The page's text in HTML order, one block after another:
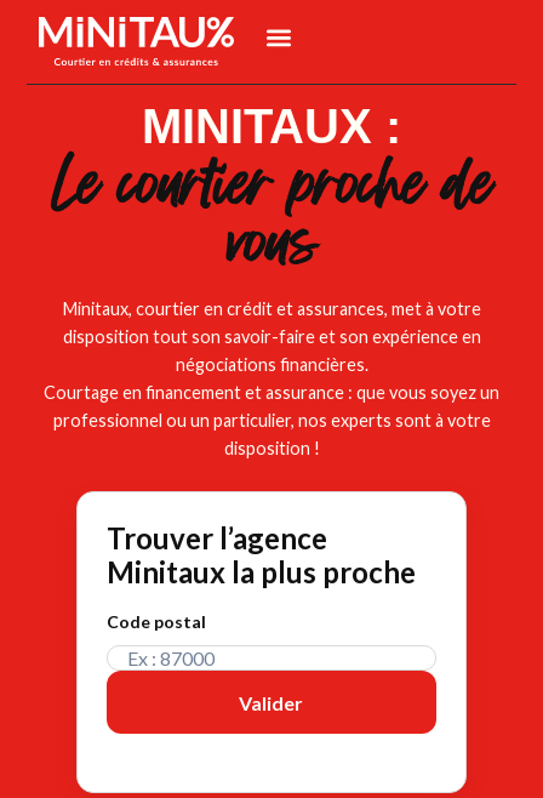
MINITAUX :
Le courtier proche de
vous
Minitaux, courtier en crédit et assurances, met à votre
disposition tout son savoir-faire et son expérience en
négociations financières.
Courtage en financement et assurance : que vous soyez un
professionnel ou un particulier, nos experts sont à votre
disposition !
Trouver l’agence
Minitaux la plus proche
Code postal
Valider